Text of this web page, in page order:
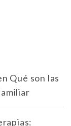
Qué son las